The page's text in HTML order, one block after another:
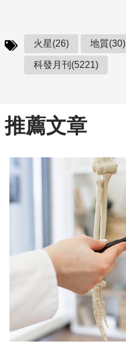
火星(26) 地質(30)
科發月刊(5221)
推薦文章